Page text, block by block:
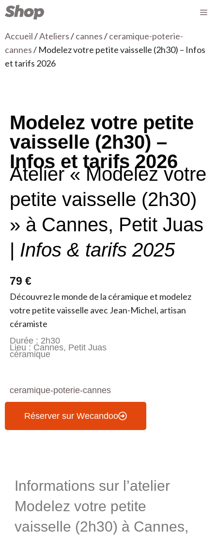
Accueil/Ateliers/cannes/ceramique-poterie-
cannes/ Modelez votre petite vaisselle (2h30) – Infos
et tarifs 2026
Modelez votre petite
vaisselle (2h30) –
Infos et tarifs 2026
Atelier « Modelez votre
petite vaisselle (2h30)
» à Cannes, Petit Juas
| Infos & tarifs 2025
79 €
Découvrez le monde de la céramique et modelez
votre petite vaisselle avec Jean-Michel, artisan
céramiste
Durée : 2h30
Lieu : Cannes, Petit Juas
céramique
ceramique-poterie-cannes
Réserver sur Wecandoo
Informations sur l’atelier
Modelez votre petite
vaisselle (2h30) à Cannes,